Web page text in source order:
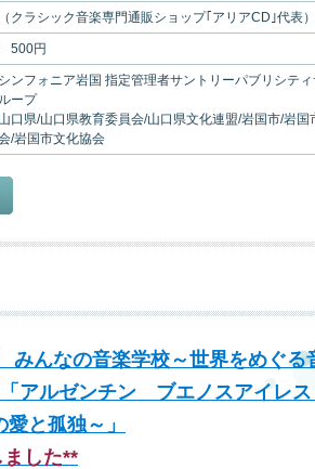
クラシック音楽専門通販ショップ｢アリアCD｣代表）
500円
シンフォニア岩国 指定管理者サントリーパブリシテ
ープ
山口県/山口県教育委員会/山口県文化連盟/岩国市/岩国
/岩国市文化協会
みんなの音楽学校～世界をめぐる
アルゼンチン ブエノスアイレス
と孤独～」
した**